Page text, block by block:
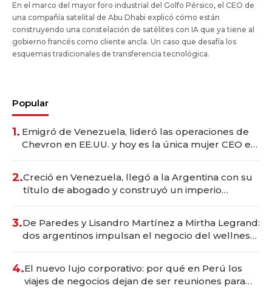
En el marco del mayor foro industrial del Golfo Pérsico, el CEO de
una compañía satelital de Abu Dhabi explicó cómo están
construyendo una constelación de satélites con IA que ya tiene al
gobierno francés como cliente ancla. Un caso que desafía los
esquemas tradicionales de transferencia tecnológica.
Popular
1. Emigró de Venezuela, lideró las operaciones de
Chevron en EE.UU. y hoy es la única mujer CEO en
2.Creció en Venezuela, llegó a la Argentina con su
título de abogado y construyó un imperio
3.De Paredes y Lisandro Martínez a Mirtha Legrand:
dos argentinos impulsan el negocio del wellness
4.El nuevo lujo corporativo: por qué en Perú los
viajes de negocios dejan de ser reuniones para